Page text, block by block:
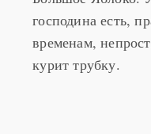
господина есть,
временам,
курит трубку.